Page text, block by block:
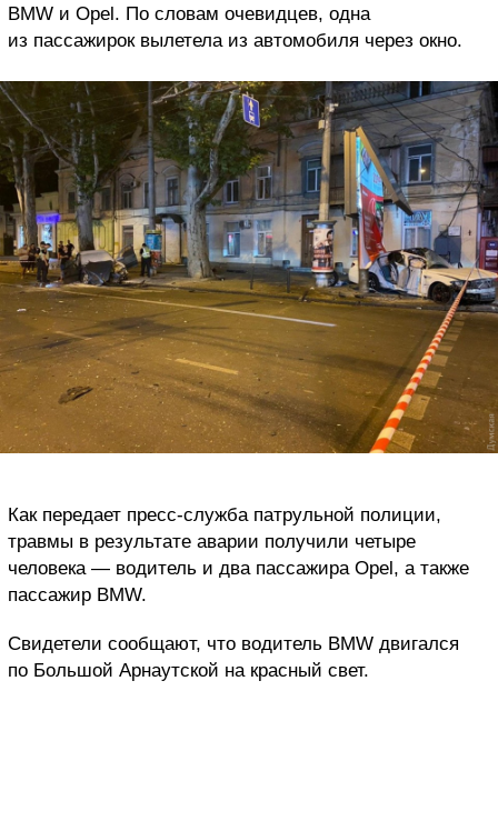
BMW и Opel. По словам очевидцев, одна
из пассажирок вылетела из автомобиля через окно.
Как передает пресс-служба патрульной полиции,
травмы в результате аварии получили четыре
человека — водитель и два пассажира Opel, а также
пассажир BMW.
Свидетели сообщают, что водитель BMW двигался
по Большой Арнаутской на красный свет.